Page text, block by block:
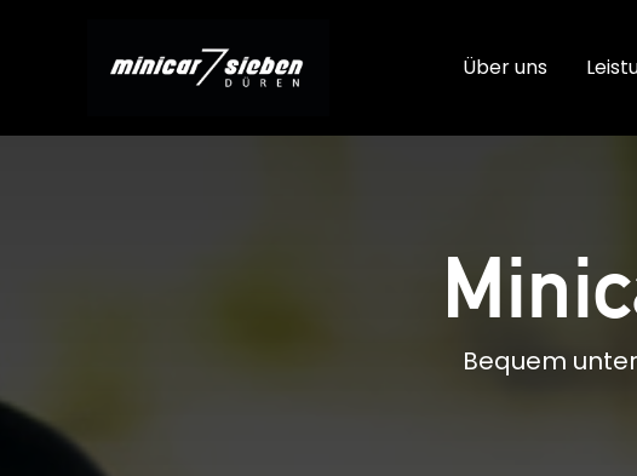
Über uns
Bequem